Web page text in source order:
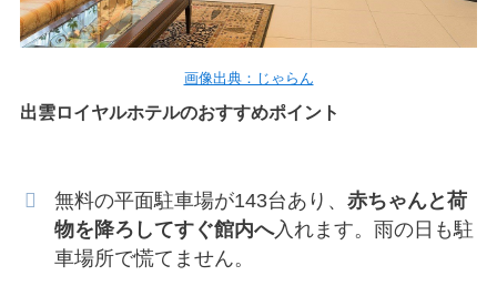
画像出典：じゃらん
出雲ロイヤルホテルのおすすめポイント
無料の平面駐車場が143台あり、赤ちゃんと荷
物を降ろしてすぐ館内へ入れます。雨の日も駐
車場所で慌てません。